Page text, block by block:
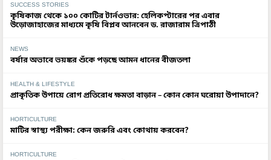
SUCCESS STORIES
কৃষিকাজ থেকে ১০০ কোটির টার্নওভার: হেলিকপ্টারের পর এবার
উড়োজাহাজের মাধ্যমে কৃষি বিপ্লব আনবেন ড. রাজারাম ত্রিপাঠী
NEWS
বর্ষার অভাবে ভয়ঙ্কর শুঁকে পড়ছে আমন ধানের বীজতলা
HEALTH & LIFESTYLE
প্রাকৃতিক উপায়ে রোগ প্রতিরোধ ক্ষমতা বাড়ান – কোন কোন ঘরোয়া উপাদানে?
HORTICULTURE
মাটির স্বাস্থ্য পরীক্ষা: কেন জরুরি এবং কোথায় করবেন?
HORTICULTURE